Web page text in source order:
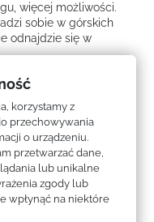
więcej możliwości.
sobie w górskich
odnajdzie się w
trasy. Niezależnie
wypad w góry —
i pełen komfort.
korzystamy z
przechowywania
o urządzeniu.
przetwarzać dane,
lub unikalne
zgody lub
wpłynąć na niektóre